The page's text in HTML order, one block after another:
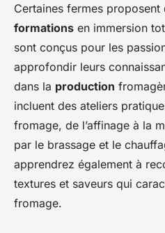
Certaines fermes proposent
formations en immersion
sont conçus pour les
approfondir leurs
dans la production
incluent des ateliers
fromage, de l’affinage à la
par le brassage et le
apprendrez également à
textures et saveurs qui
fromage.